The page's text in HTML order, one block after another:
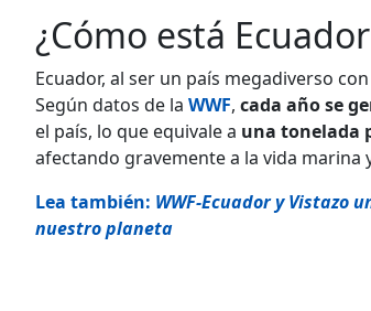
¿Cómo está
Ecuador, al ser un país megadiverso
Según datos de la WWF, cada año se
el país, lo que equivale a una tonelada
afectando gravemente a la vida marina
Lea también: WWF-Ecuador y Vistazo
nuestro planeta